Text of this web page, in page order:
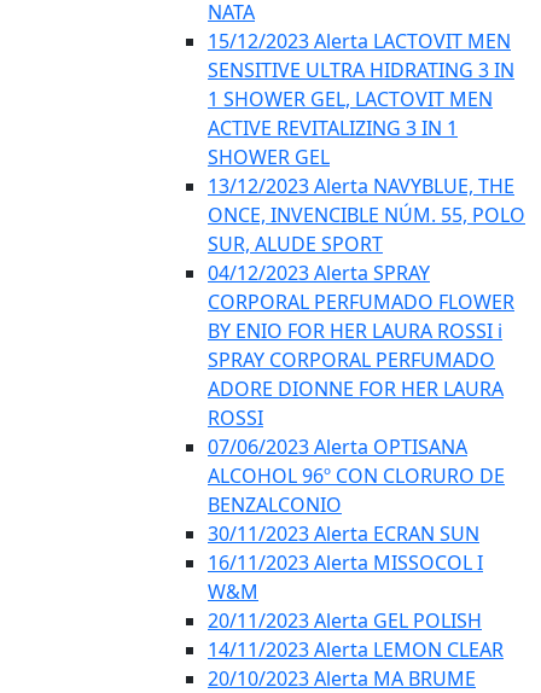
NATA
15/12/2023 Alerta LACTOVIT MEN
SENSITIVE ULTRA HIDRATING 3 IN
1 SHOWER GEL, LACTOVIT MEN
ACTIVE REVITALIZING 3 IN 1
SHOWER GEL
13/12/2023 Alerta NAVYBLUE, THE
ONCE, INVENCIBLE NÚM. 55, POLO
SUR, ALUDE SPORT
04/12/2023 Alerta SPRAY
CORPORAL PERFUMADO FLOWER
BY ENIO FOR HER LAURA ROSSI i
SPRAY CORPORAL PERFUMADO
ADORE DIONNE FOR HER LAURA
ROSSI
07/06/2023 Alerta OPTISANA
ALCOHOL 96º CON CLORURO DE
BENZALCONIO
30/11/2023 Alerta ECRAN SUN
16/11/2023 Alerta MISSOCOL I
W&M
20/11/2023 Alerta GEL POLISH
14/11/2023 Alerta LEMON CLEAR
20/10/2023 Alerta MA BRUME